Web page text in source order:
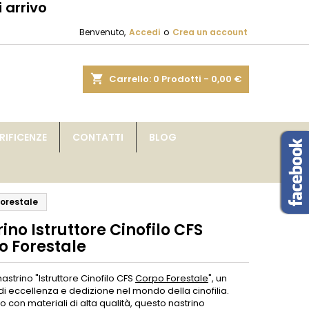
arrivo
Benvenuto, Accedi o Crea un account
shopping_cart Carrello: 0 Prodotti - 0,00 €
CONTATTI BLOG
Istruttore Cinofilo CFS
Forestale
"Istruttore Cinofilo CFS Corpo Forestale", un
eccellenza e dedizione nel mondo della cinofilia.
con materiali di alta qualità, questo nastrino